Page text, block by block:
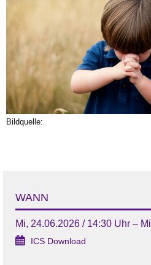
Bildquelle:
WANN
Mi, 24.06.2026 / 14:30 Uhr –
ICS Download